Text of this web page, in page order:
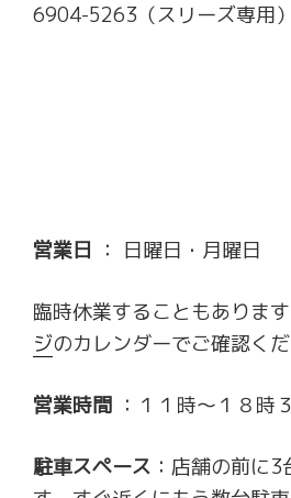
6904-5263（スリーズ専用）
営業日 ： 日曜日・月曜日
臨時休業することもあります
ジのカレンダーでご確認くだ
営業時間 ：１１時～１８時
駐車スペース ：店舗の前に